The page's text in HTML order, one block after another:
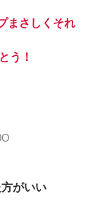
まさしくそれ
う！
がいい